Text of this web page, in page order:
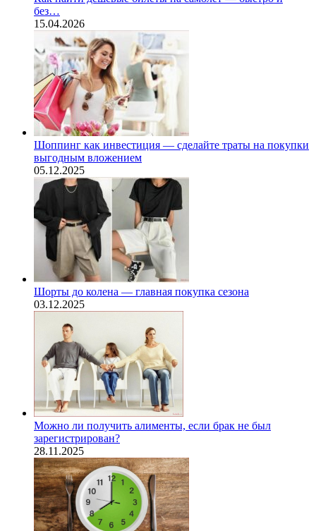
без…
15.04.2026
Шоппинг как инвестиция — сделайте траты на покупки
выгодным вложением
05.12.2025
Шорты до колена — главная покупка сезона
03.12.2025
Можно ли получить алименты, если брак не был
зарегистрирован?
28.11.2025